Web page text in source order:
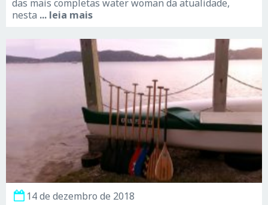
das mais completas water woman da atualidade,
nesta ... leia mais
14 de dezembro de 2018